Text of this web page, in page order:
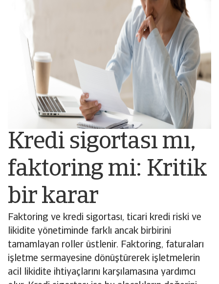
Kredi sigortası mı,
faktoring mi: Kritik
bir karar
Faktoring ve kredi sigortası, ticari kredi riski ve
likidite yönetiminde farklı ancak birbirini
tamamlayan roller üstlenir. Faktoring, faturaları
işletme sermayesine dönüştürerek işletmelerin
acil likidite ihtiyaçlarını karşılamasına yardımcı